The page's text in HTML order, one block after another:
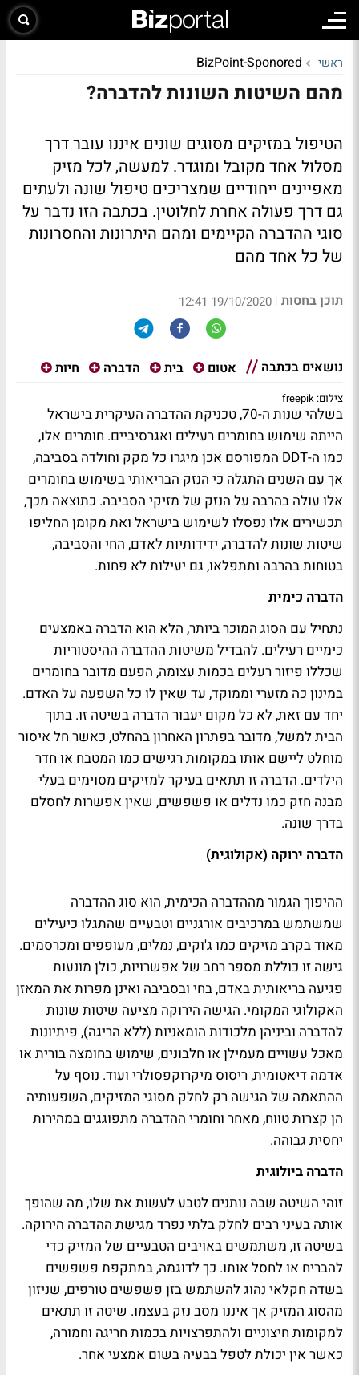
ראשי BizPoint-Sponored
מהם השיטות השונות להדברה?
הטיפול במזיקים מסוגים שונים איננו עובר דרך
מסלול אחד מקובל ומוגדר. למעשה, לכל מזיק
מאפיינים ייחודיים שמצריכים טיפול שונה ולעתים
גם דרך פעולה אחרת לחלוטין. בכתבה הזו נדבר על
סוגי ההדברה הקיימים ומהם היתרונות והחסרונות
של כל אחד מהם
תוכן בחסות |
19/10/2020 12:41
נושאים בכתבה אטום בית הדברה חיות
צילום: freepik
בשלהי שנות ה-70, טכניקת ההדברה העיקרית בישראל
הייתה שימוש בחומרים רעילים ואגרסיביים. חומרים אלו,
כמו ה-DDT המפורסם אכן מיגרו כל מקק וחולדה בסביבה,
אך עם השנים התגלה כי הנזק הבריאותי בשימוש בחומרים
אלו עולה בהרבה על הנזק של מזיקי הסביבה. כתוצאה מכך,
תכשירים אלו נפסלו לשימוש בישראל ואת מקומן החליפו
שיטות שונות להדברה, ידידותיות לאדם, החי והסביבה,
בטוחות בהרבה ותתפלאו, גם יעילות לא פחות.
הדברה כימית
נתחיל עם הסוג המוכר ביותר, הלא הוא הדברה באמצעים
כימיים רעילים. להבדיל משיטות ההדברה ההיסטוריות
שכללו פיזור רעלים בכמות עצומה, הפעם מדובר בחומרים
במינון כה מזערי וממוקד, עד שאין לו כל השפעה על האדם.
יחד עם זאת, לא כל מקום יעבור הדברה בשיטה זו. בתוך
הבית למשל, מדובר בפתרון האחרון בהחלט, כאשר חל איסור
מוחלט ליישם אותו במקומות רגישים כמו המטבח או חדר
הילדים. הדברה זו תתאים בעיקר למזיקים מסוימים בעלי
מבנה חזק כמו נדלים או פשפשים, שאין אפשרות לחסלם
בדרך שונה.
הדברה ירוקה (אקולוגית)
ההיפוך הגמור מההדברה הכימית, הוא סוג ההדברה
שמשתמש במרכיבים אורגניים וטבעיים שהתגלו כיעילים
מאוד בקרב מזיקים כמו ג'וקים, נמלים, מעופפים ומכרסמים.
גישה זו כוללת מספר רחב של אפשרויות, כולן מונעות
פגיעה בריאותית באדם, בחי ובסביבה ואינן מפרות את המאזן
האקולוגי המקומי. הגישה הירוקה מציעה שיטות שונות
להדברה וביניהן מלכודות הומאניות (ללא הריגה), פיתיונות
מאכל עשויים מעמילן או חלבונים, שימוש בחומצה בורית או
אדמה דיאטומית, ריסוס מיקרוקפסולרי ועוד. נוסף על
ההתאמה של הגישה רק לחלק מסוגי המזיקים, השפעותיה
הן קצרות טווח, מאחר וחומרי ההדברה מתפוגגים במהירות
יחסית גבוהה.
הדברה ביולוגית
זוהי השיטה שבה נותנים לטבע לעשות את שלו, מה שהופך
אותה בעיני רבים לחלק בלתי נפרד מגישת ההדברה הירוקה.
בשיטה זו, משתמשים באויבים הטבעיים של המזיק כדי
להבריח או לחסל אותו. כך לדוגמה, במתקפת פשפשים
בשדה חקלאי נהוג להשתמש בזן פשפשים טורפים, שניזון
מהסוג המזיק אך איננו מסב נזק בעצמו. שיטה זו תתאים
למקומות חיצוניים ולהתפרצויות בכמות חריגה וחמורה,
כאשר אין יכולת לטפל בבעיה בשום אמצעי אחר.